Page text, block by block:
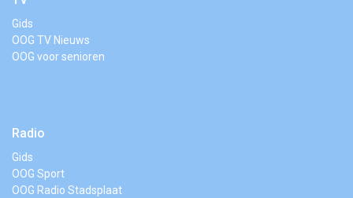
Gids
OOG TV Nieuws
OOG voor senioren
Radio
Gids
OOG Sport
OOG Radio Stadsplaat